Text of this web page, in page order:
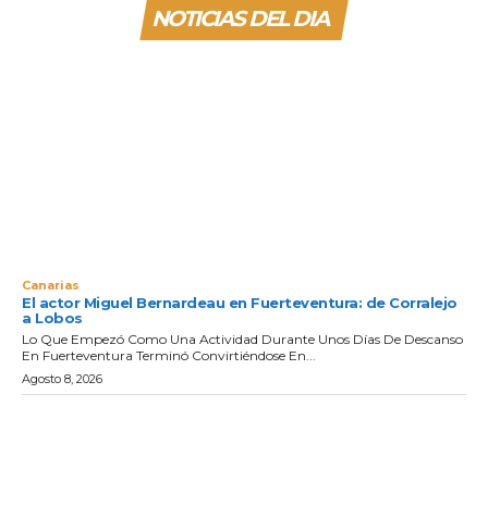
NOTICIAS DEL DIA
Canarias
El actor Miguel Bernardeau en Fuerteventura: de Corralejo
a Lobos
Lo Que Empezó Como Una Actividad Durante Unos Días De Descanso
En Fuerteventura Terminó Convirtiéndose En...
Agosto 8, 2026